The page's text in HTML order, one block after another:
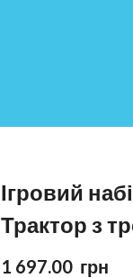
Ігровий
Трактор з
1 697.00  грн